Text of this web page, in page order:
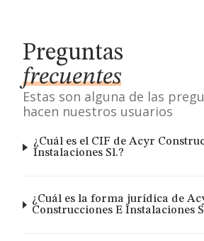
Preguntas
frecuentes
Estas son alguna de las
hacen nuestros usuarios
¿Cuál es el CIF de Acyr
Instalaciones Sl.?
¿Cuál es la forma jurídica de
Construcciones E Instalaciones